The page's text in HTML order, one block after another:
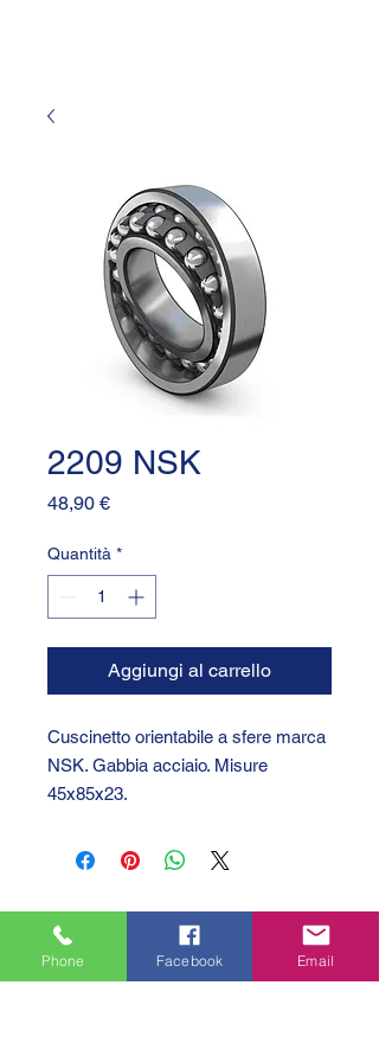
2209 NSK
48,90 €Prezzo
Quantità *
Aggiungi al carrello
Cuscinetto orientabile a sfere marca
NSK. Gabbia acciaio. Misure
45x85x23.
Phone Facebook Email